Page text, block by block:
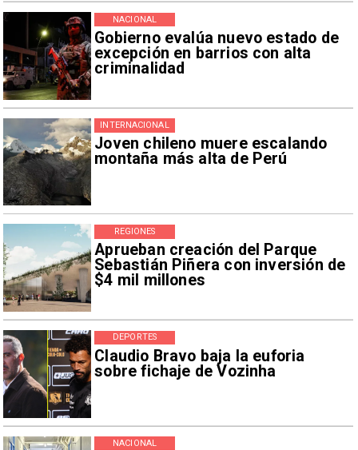
Gobierno evalúa nuevo estado de
excepción en barrios con alta
criminalidad
NACIONAL
Joven chileno muere escalando
montaña más alta de Perú
INTERNACIONAL
Aprueban creación del Parque
Sebastián Piñera con inversión de
$4 mil millones
REGIONES
Claudio Bravo baja la euforia
sobre fichaje de Vozinha
DEPORTES
NACIONAL